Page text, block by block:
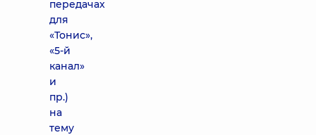
передачах
для
«Тонис»,
«5-й
канал»
и
пр.)
на
тему